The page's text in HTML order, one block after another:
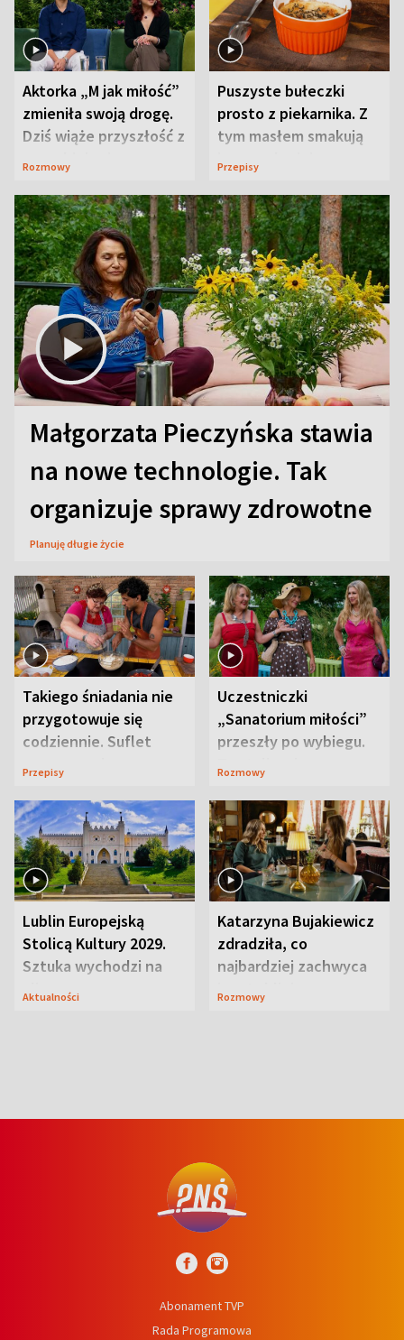
Aktorka „M jak miłość”
zmieniła swoją drogę.
Dziś wiąże przyszłość z
neurobiologią
Rozmowy
Puszyste bułeczki
prosto z piekarnika. Z
tym masłem smakują
jeszcze lepiej
Przepisy
Małgorzata Pieczyńska stawia
na nowe technologie. Tak
organizuje sprawy zdrowotne
Planuję długie życie
Takiego śniadania nie
przygotowuje się
codziennie. Suflet
serowy zachwyca
Przepisy
Uczestniczki
„Sanatorium miłości”
przeszły po wybiegu.
Te stylizacje
Rozmowy
Lublin Europejską
Stolicą Kultury 2029.
Sztuka wychodzi na
ulice
Aktualności
Katarzyna Bujakiewicz
zdradziła, co
najbardziej zachwyca
ją w Lublinie
Rozmowy
Abonament TVP
Rada Programowa